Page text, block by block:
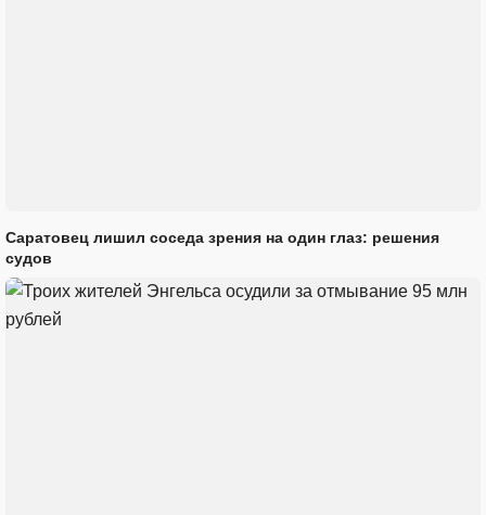
Саратовец лишил соседа зрения на один глаз: решения
судов